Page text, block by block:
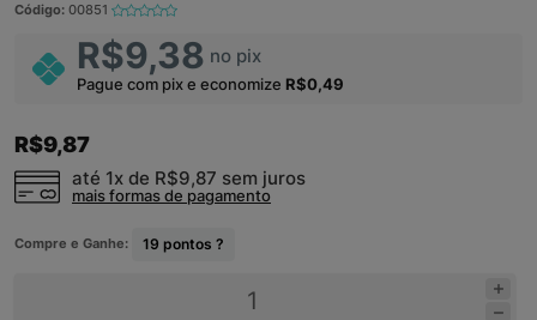
Código: 00851
R$9,38 no pix
Pague com pix e economize R$0,49
R$9,87
até 1x de R$9,87 sem juros
mais formas de pagamento
Compre e Ganhe: 19 pontos ?